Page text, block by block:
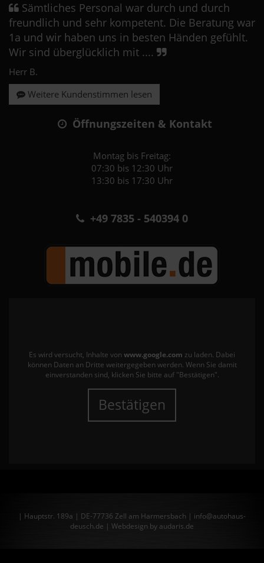
Sämtliches Personal war durch und durch
freundlich und sehr kompetent. Die Beratung war
1a und wir haben uns in besten Händen gefühlt.
Wir sind überglücklich mit ....
Herr B.
Weitere Kundenstimmen lesen
Öffnungszeiten & Kontakt
Montag bis Freitag:
07:30 bis 12:30 Uhr
13:30 bis 17:30 Uhr
+49 7835 - 540394 0
Es wird versucht, Inhalte von www.google.com zu laden. Dabei
können Daten an Dritte weitergegeben werden. Wenn Sie damit
einverstanden sind, klicken Sie bitte auf "Bestätigen".
Bestätigen
| Hauptstr. 189a | DE-77736 Zell am Harmersbach | info@autohaus-
deusch.de | Webdesign by audaris.de